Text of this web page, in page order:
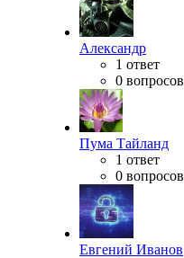
Александр
1 ответ
0 вопросов
Пума Тайланд
1 ответ
0 вопросов
Евгений Иванов